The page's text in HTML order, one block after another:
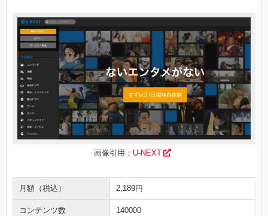
画像引用： U-NEXT
月額（税込） 2,189円
コンテンツ数 140000